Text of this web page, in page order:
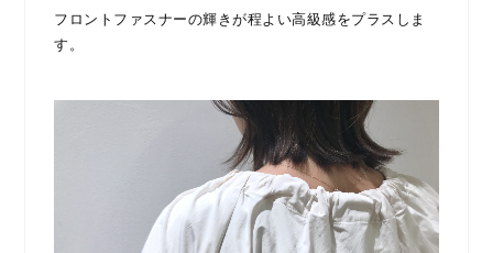
フロントファスナーの輝きが程よい高級感をプラスしま
す。